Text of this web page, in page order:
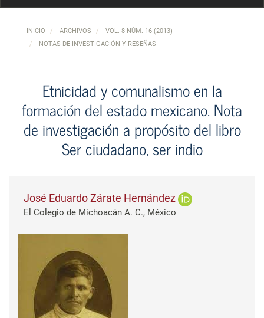
INICIO ARCHIVOS
VOL. 8 NÚM. 16 (2013)
NOTAS DE INVESTIGACIÓN Y RESEÑAS
Etnicidad y comunalismo en la
formación del estado mexicano. Nota
de investigación a propósito del libro
Ser ciudadano, ser indio
José Eduardo Zárate Hernández
El Colegio de Michoacán A. C., México